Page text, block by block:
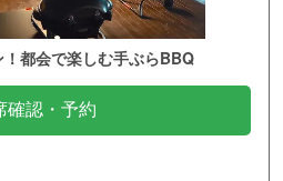
都会で楽しむ手ぶらBBQ
確認・予約